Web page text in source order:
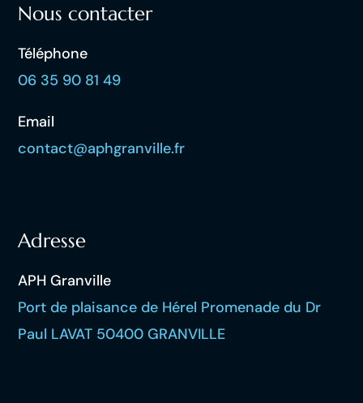
Nous contacter
Téléphone
06 35 90 81 49
Email
contact@aphgranville.fr
Adresse
APH Granville
Port de plaisance de Hérel Promenade du Dr
Paul LAVAT 50400 GRANVILLE